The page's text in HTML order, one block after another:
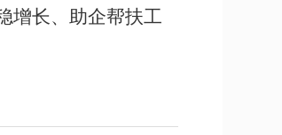
增长、助企帮扶工